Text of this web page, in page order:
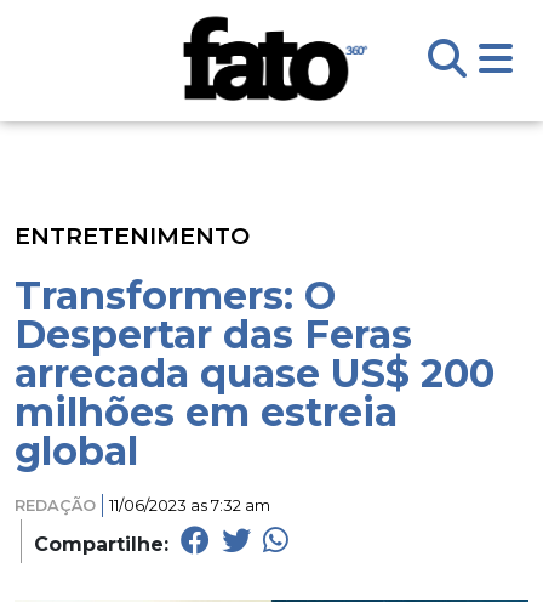
ENTRETENIMENTO
Transformers: O
Despertar das Feras
arrecada quase US$ 200
milhões em estreia
global
REDAÇÃO 11/06/2023 as 7:32 am
Compartilhe: